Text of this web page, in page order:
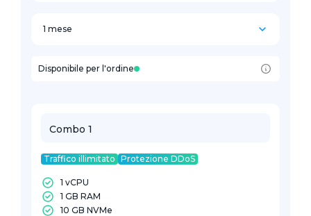
1 mese
Disponibile per l'ordine
Combo 1
Traffico illimitato Protezione DDoS
1 vCPU
1 GB RAM
10 GB NVMe